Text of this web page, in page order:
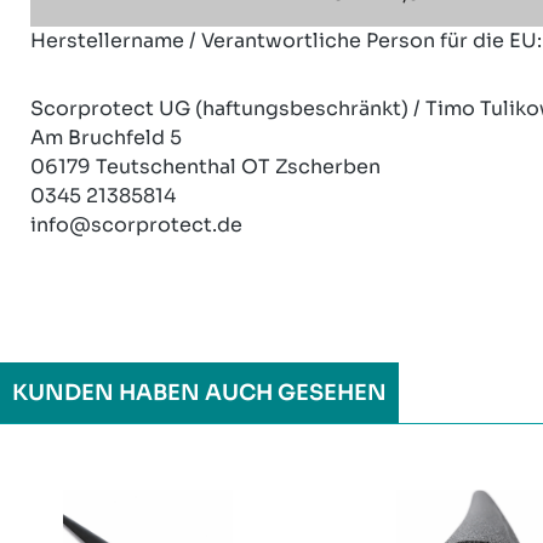
Herstellername / Verantwortliche Person für die EU:
Scorprotect UG (haftungsbeschränkt) / Timo
Am Bruchfeld 5
06179 Teutschenthal OT Zscherben
0345 21385814
info@scorprotect.de
KUNDEN HABEN AUCH GESEHEN